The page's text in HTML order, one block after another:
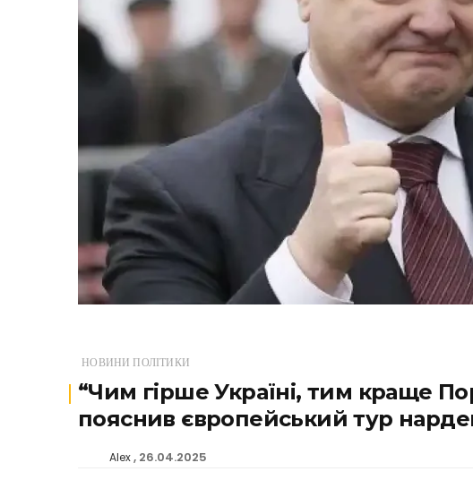
НОВИНИ ПОЛІТИКИ
“Чим гірше Україні, тим краще
пояснив європейський тур
Alex 26.04.2025